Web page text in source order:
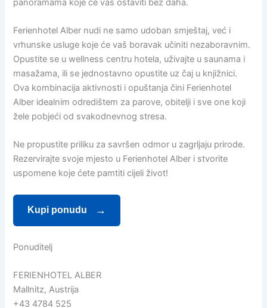
Ferienhotel Alber nudi ne samo udoban smještaj, već i
vrhunske usluge koje će vaš boravak učiniti nezaboravnim.
Opustite se u wellness centru hotela, uživajte u saunama i
masažama, ili se jednostavno opustite uz čaj u knjižnici.
Ova kombinacija aktivnosti i opuštanja čini Ferienhotel
Alber idealnim odredištem za parove, obitelji i sve one koji
žele pobjeći od svakodnevnog stresa.
Ne propustite priliku za savršen odmor u zagrljaju prirode.
Rezervirajte svoje mjesto u Ferienhotel Alber i stvorite
uspomene koje ćete pamtiti cijeli život!
Kupi ponudu
Ponuditelj
FERIENHOTEL ALBER
Mallnitz, Austrija
+43 4784 525